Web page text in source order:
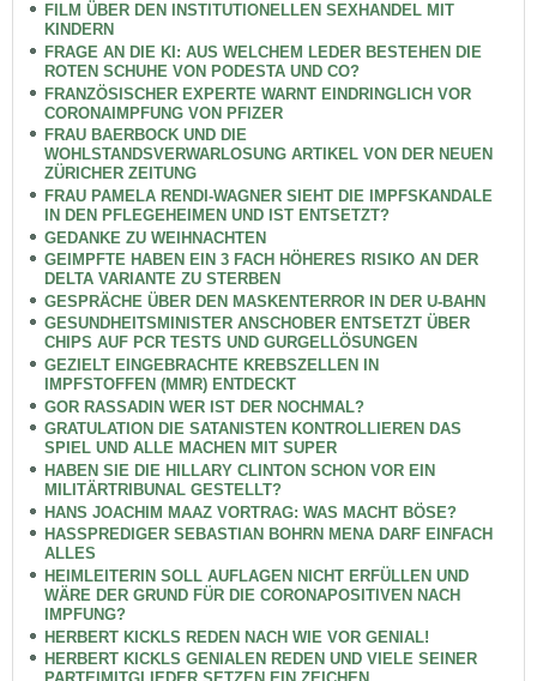
FILM ÜBER DEN INSTITUTIONELLEN SEXHANDEL MIT
KINDERN
FRAGE AN DIE KI: AUS WELCHEM LEDER BESTEHEN DIE
ROTEN SCHUHE VON PODESTA UND CO?
FRANZÖSISCHER EXPERTE WARNT EINDRINGLICH VOR
CORONAIMPFUNG VON PFIZER
FRAU BAERBOCK UND DIE
WOHLSTANDSVERWARLOSUNG ARTIKEL VON DER NEUEN
ZÜRICHER ZEITUNG
FRAU PAMELA RENDI-WAGNER SIEHT DIE IMPFSKANDALE
IN DEN PFLEGEHEIMEN UND IST ENTSETZT?
GEDANKE ZU WEIHNACHTEN
GEIMPFTE HABEN EIN 3 FACH HÖHERES RISIKO AN DER
DELTA VARIANTE ZU STERBEN
GESPRÄCHE ÜBER DEN MASKENTERROR IN DER U-BAHN
GESUNDHEITSMINISTER ANSCHOBER ENTSETZT ÜBER
CHIPS AUF PCR TESTS UND GURGELLÖSUNGEN
GEZIELT EINGEBRACHTE KREBSZELLEN IN
IMPFSTOFFEN (MMR) ENTDECKT
GOR RASSADIN WER IST DER NOCHMAL?
GRATULATION DIE SATANISTEN KONTROLLIEREN DAS
SPIEL UND ALLE MACHEN MIT SUPER
HABEN SIE DIE HILLARY CLINTON SCHON VOR EIN
MILITÄRTRIBUNAL GESTELLT?
HANS JOACHIM MAAZ VORTRAG: WAS MACHT BÖSE?
HASSPREDIGER SEBASTIAN BOHRN MENA DARF EINFACH
ALLES
HEIMLEITERIN SOLL AUFLAGEN NICHT ERFÜLLEN UND
WÄRE DER GRUND FÜR DIE CORONAPOSITIVEN NACH
IMPFUNG?
HERBERT KICKLS REDEN NACH WIE VOR GENIAL!
HERBERT KICKLS GENIALEN REDEN UND VIELE SEINER